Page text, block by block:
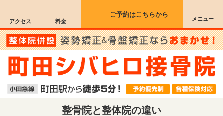
アクセス 料金
ご予約はこちらから
メニュー
整骨院と整体院の違い